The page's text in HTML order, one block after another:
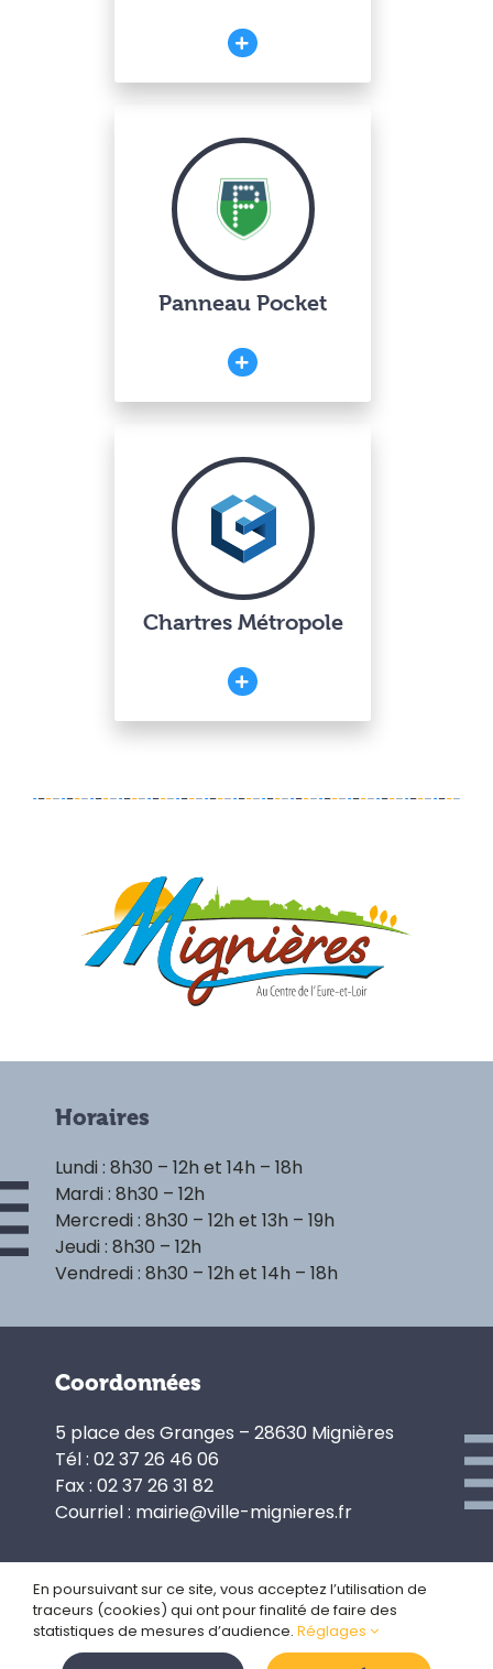
Panneau Pocket
Chartres Métropole
Horaires
Lundi : 8h30 – 12h et 14h – 18h
Mardi : 8h30 – 12h
Mercredi : 8h30 – 12h et 13h – 19h
Jeudi : 8h30 – 12h
Vendredi : 8h30 – 12h et 14h – 18h
Coordonnées
5 place des Granges – 28630 Mignières
Tél : 02 37 26 46 06
Fax : 02 37 26 31 82
Courriel : mairie@ville-mignieres.fr
Politique de confidentialité
Gestion des cookies
En poursuivant sur ce site, vous acceptez l’utilisation de
traceurs (cookies) qui ont pour finalité de faire des
statistiques de mesures d’audience. Réglages